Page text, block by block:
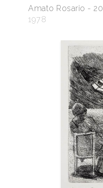
Amato Rosario - 20
1978